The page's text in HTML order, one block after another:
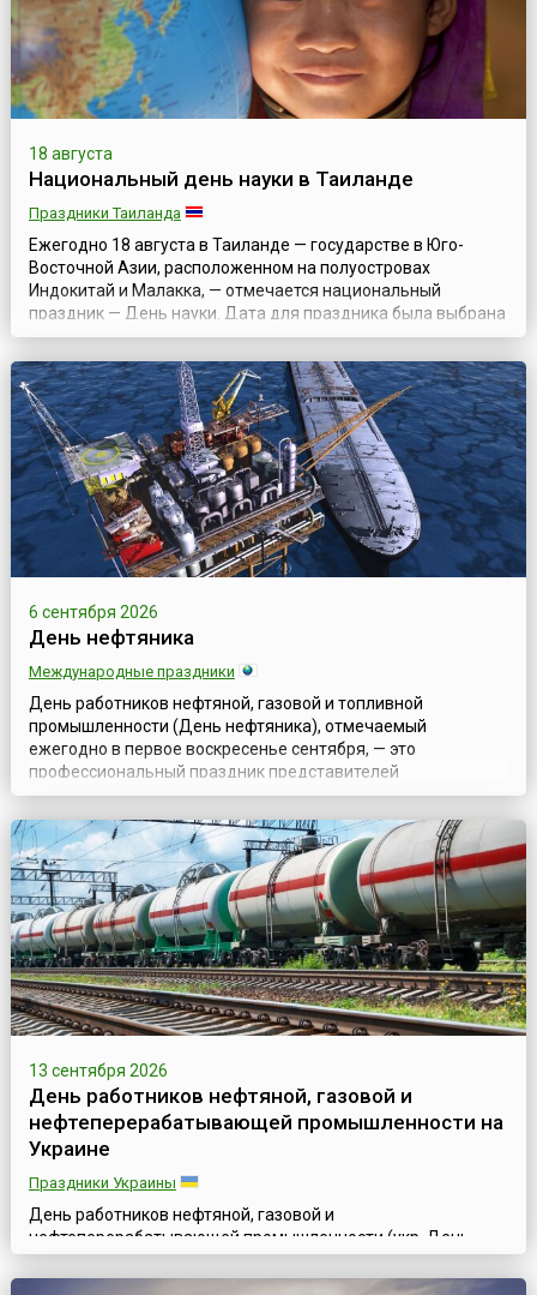
18 августа
Национальный день науки в Таиланде
Праздники Таиланда
Ежегодно 18 августа в Таиланде — государстве в Юго-
Восточной Азии, расположенном на полуостровах
Индокитай и Малакка, — отмечается национальный
праздник — День науки. Дата для праздника была выбрана
не случайно и посвящена годовщине предсказания и
наблюдения королем Монгкутом (Рама IV) солнечного
затмения в 1868 году. Сам правитель в 1982 году был
назван «отцом науки Таиланда», и тогда же было...
6 сентября 2026
День нефтяника
Международные праздники
День работников нефтяной, газовой и топливной
промышленности (День нефтяника), отмечаемый
ежегодно в первое воскресенье сентября, — это
профессиональный праздник представителей
разнообразных газовых и нефтяных специальностей:
геологов и буровиков, разработчиков и строителей,
транспортников, технологов; всех тех, кто связал свою
судьбу с нефтяной и газовой промышленностью.Свою
историю праздник ...
13 сентября 2026
День работников нефтяной, газовой и
нефтеперерабатывающей промышленности на
Украине
Праздники Украины
День работников нефтяной, газовой и
нефтеперерабатывающей промышленности (укр. День
працівників нафтової, газової та нафтопереробної
промисловості) отмечается на Украине ежегодно во второе